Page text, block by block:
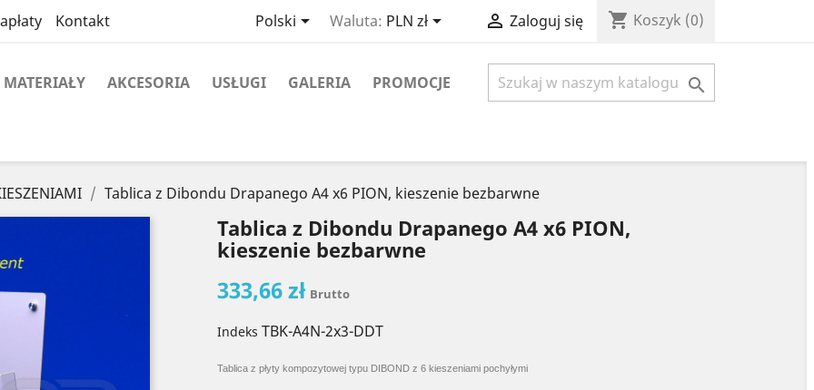
Kontakt Polski Waluta: PLN zł  Zaloguj się shopping_cart Koszyk (0)
MATERIAŁY AKCESORIA USŁUGI GALERIA PROMOCJE 
Tablica z Dibondu Drapanego A4 x6 PION, kieszenie bezbarwne
Tablica z Dibondu Drapanego A4 x6 PION,
kieszenie bezbarwne
333,66 zł Brutto
Indeks TBK-A4N-2x3-DDT
Tablica z płyty kompozytowej typu DIBOND z 6 kieszeniami pochyłymi